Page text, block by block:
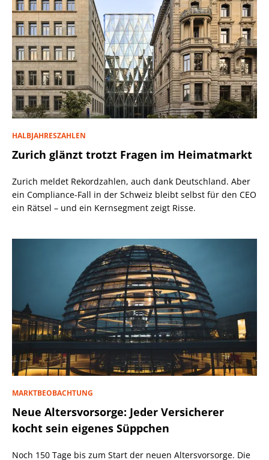
HALBJAHRESZAHLEN
Zurich glänzt trotzt Fragen im Heimatmarkt
Zurich meldet Rekordzahlen, auch dank Deutschland. Aber
ein Compliance-Fall in der Schweiz bleibt selbst für den CEO
ein Rätsel – und ein Kernsegment zeigt Risse.
MARKTBEOBACHTUNG
Neue Altersvorsorge: Jeder Versicherer
kocht sein eigenes Süppchen
Noch 150 Tage bis zum Start der neuen Altersvorsorge. Die